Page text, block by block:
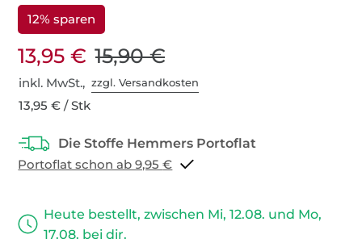
12% sparen
13,95 € 15,90 €
inkl. MwSt.,zzgl. Versandkosten
13,95 € / Stk
Portoflat schon ab 9,95 €
Heute bestellt, zwischen Mi, 12.08. und Mo,
17.08. bei dir.